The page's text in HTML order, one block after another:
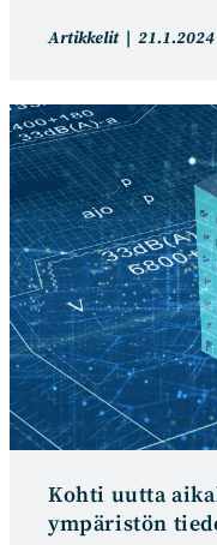
Artikkelin
Artikkelit
Artikkeli
21.1.2024
Kohti uutta
ympäristön